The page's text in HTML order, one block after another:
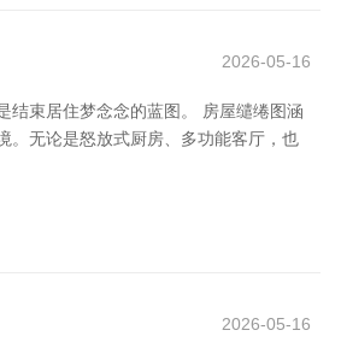
2026-05-16
结束居住梦念念的蓝图。 房屋缱绻图涵
。无论是怒放式厨房、多功能客厅，也
2026-05-16